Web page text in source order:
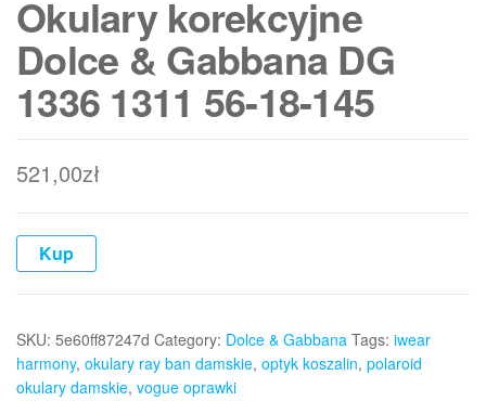
Okulary korekcyjne
Dolce & Gabbana DG
1336 1311 56-18-145
521,00zł
Kup
SKU: 5e60ff87247d Category: Dolce & Gabbana Tags: iwear
harmony, okulary ray ban damskie, optyk koszalin, polaroid
okulary damskie, vogue oprawki